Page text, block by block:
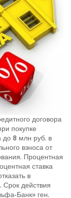
договора
покупке
до 8 млн руб. в
взноса от
Процентная
ставка
в
Срок действия
ген.